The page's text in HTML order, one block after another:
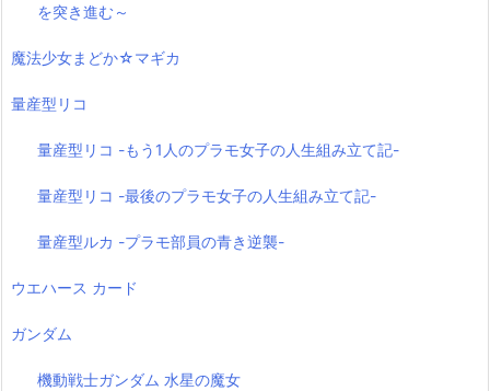
を突き進む～
魔法少女まどか☆マギカ
量産型リコ
量産型リコ -もう1人のプラモ女子の人生組み立て記-
量産型リコ -最後のプラモ女子の人生組み立て記-
量産型ルカ -プラモ部員の青き逆襲-
ウエハース カード
ガンダム
機動戦士ガンダム 水星の魔女